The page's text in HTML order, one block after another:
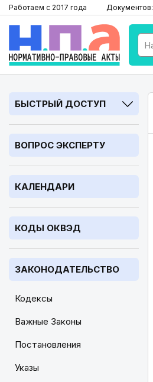
Работаем с 2017 года Документов:
БЫСТРЫЙ ДОСТУП
ВОПРОС ЭКСПЕРТУ
КАЛЕНДАРИ
КОДЫ ОКВЭД
ЗАКОНОДАТЕЛЬСТВО
Кодексы
Важные Законы
Постановления
Указы